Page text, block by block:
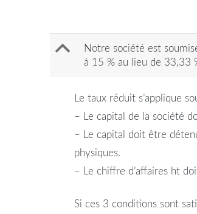
B
Notre société est
à 15 % au lieu de 33,33
Le taux réduit s’applique
– Le capital de la société
– Le capital doit être
physiques.
– Le chiffre d’affaires ht
Si ces 3 conditions sont